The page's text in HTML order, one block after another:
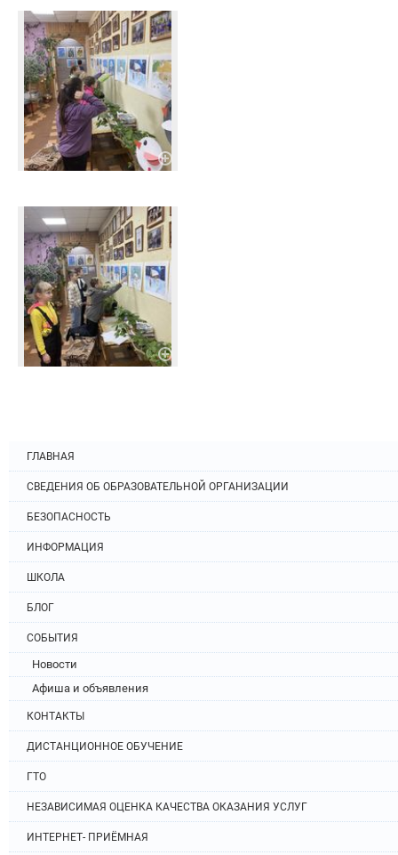
ГЛАВНАЯ
СВЕДЕНИЯ ОБ ОБРАЗОВАТЕЛЬНОЙ ОРГАНИЗАЦИИ
БЕЗОПАСНОСТЬ
ИНФОРМАЦИЯ
ШКОЛА
БЛОГ
СОБЫТИЯ
Новости
Афиша и объявления
КОНТАКТЫ
ДИСТАНЦИОННОЕ ОБУЧЕНИЕ
ГТО
НЕЗАВИСИМАЯ ОЦЕНКА КАЧЕСТВА ОКАЗАНИЯ УСЛУГ
ИНТЕРНЕТ- ПРИЁМНАЯ